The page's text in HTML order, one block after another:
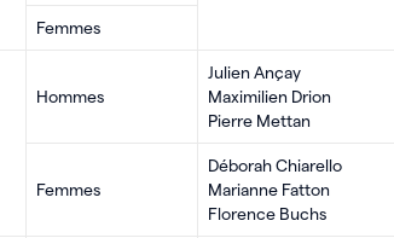
Femmes
Hommes
Julien Ançay
Maximilien Drion
Pierre Mettan
Femmes
Déborah Chiarello
Marianne Fatton
Florence Buchs